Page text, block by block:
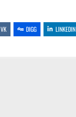
VK DIGG LINKEDIN